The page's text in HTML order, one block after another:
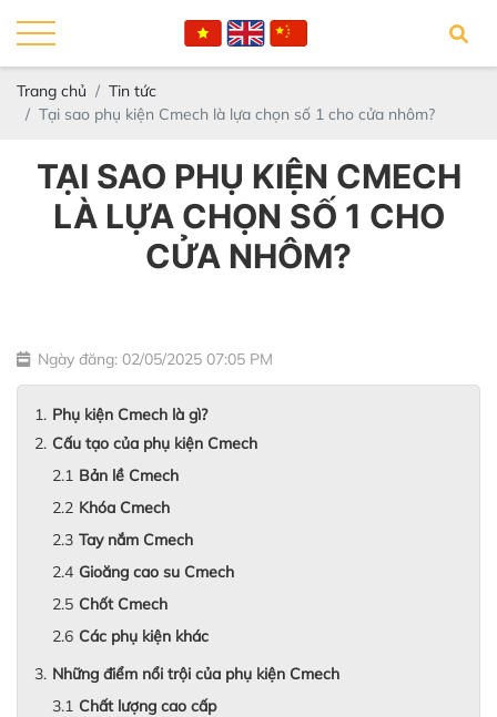
Trang chủ
Tin tức
Tại sao phụ kiện Cmech là lựa chọn số 1 cho cửa nhôm?
TẠI SAO PHỤ KIỆN CMECH
LÀ LỰA CHỌN SỐ 1 CHO
CỬA NHÔM?
Ngày đăng: 02/05/2025 07:05 PM
Phụ kiện Cmech là gì?
Cấu tạo của phụ kiện Cmech
Bản lề Cmech
Khóa Cmech
Tay nắm Cmech
Gioăng cao su Cmech
Chốt Cmech
Các phụ kiện khác
Những điểm nổi trội của phụ kiện Cmech
Chất lượng cao cấp